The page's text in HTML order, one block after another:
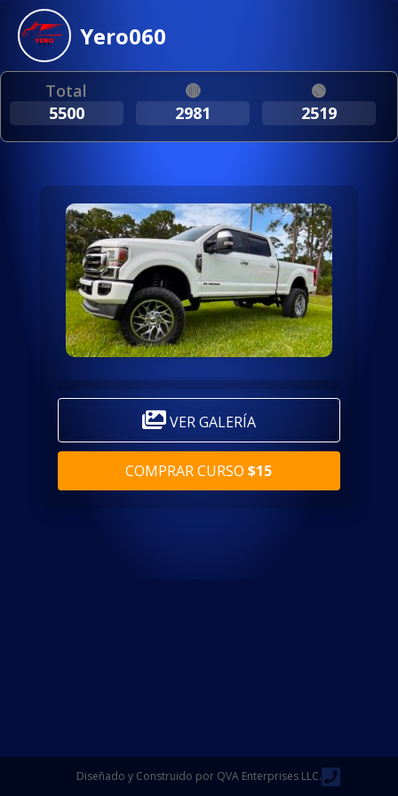
Yero060
Total
5500
🔴
2981
🟢
2519
VER GALERÍA
COMPRAR CURSO$15
Diseñado y Construido por QVA Enterprises LLC.